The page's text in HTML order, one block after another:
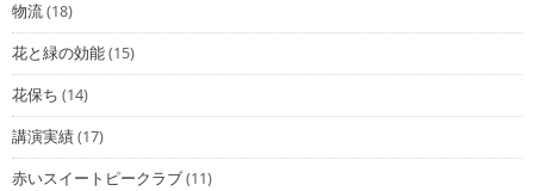
物流(18)
花と緑の効能(15)
花保ち (14)
講演実績(17)
赤いスイートピークラブ(11)